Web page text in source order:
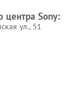
центра Sony:
ул., 51